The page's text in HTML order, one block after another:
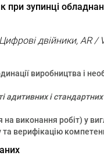
зупинці
двійники, AR
виробництва і
і
виконання робіт) у
верифікацію